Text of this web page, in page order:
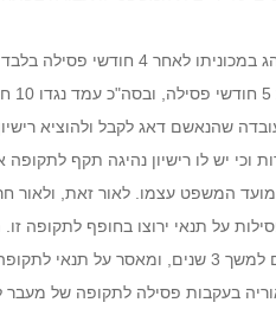
תקוה, אולם קיצר על דעת עצמו את
שהנאשם דאג לקבל ולהוציא
לאחר שצבר כשנה לפני המשפט 36 נקודות וכי יש לו
ישנה ובוצעה כ-3 שנים טרם מועד המשפט עצמו.
הפסילות על תנאי ירוצו בחופף
בעקבות פסילה לתקופה של מעבר